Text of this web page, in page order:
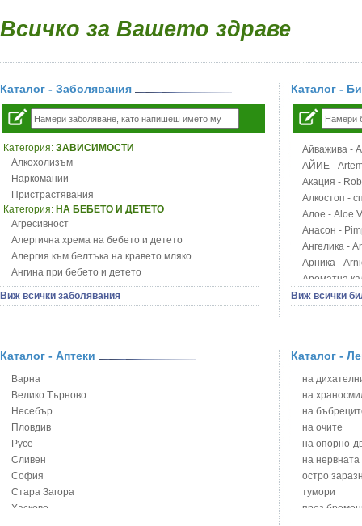
Всичко за Вашето здраве
Каталог - Заболявания
Категория: ЗАВИСИМОСТИ
Алкохолизъм
Наркомании
Пристрастявания
Категория: НА БЕБЕТО И ДЕТЕТО
Агресивност
Алергична хрема на бебето и детето
Алергия към белтъка на кравето мляко
Ангина при бебето и детето
Анемия при бебето и детето
Апетит - пълни деца
Бронхиална астма при бебето и детето
Варицела
Висока температура на бебето и детето
Възпаление на ушите на бебето и детето
Глисти
Грижа за пъпа на новороденото
Грип при бебето и детето
Гърч
Да отгледам и възпитам детето си
Виж всички заболявания
Каталог -
Айважива -
АЙИЕ -
Акация -
Алкостоп -
Алое - Aloe
Анасон -
Ангелика -
Арника -
Ароматна
Арония -
Блатен
Блян
Бобови
Божур -
Борови
Босилек -
Брей -
Брош -
Бръшлян -
Бряст -
Виж всички
Каталог - Аптеки
Варна
Велико Търново
Несебър
Пловдив
Русе
Сливен
София
Стара Загора
Хасково
Каталог -
на
на
на
на очите
на опорно-
на нервната
остро
тумори
през